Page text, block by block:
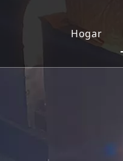
Hogar